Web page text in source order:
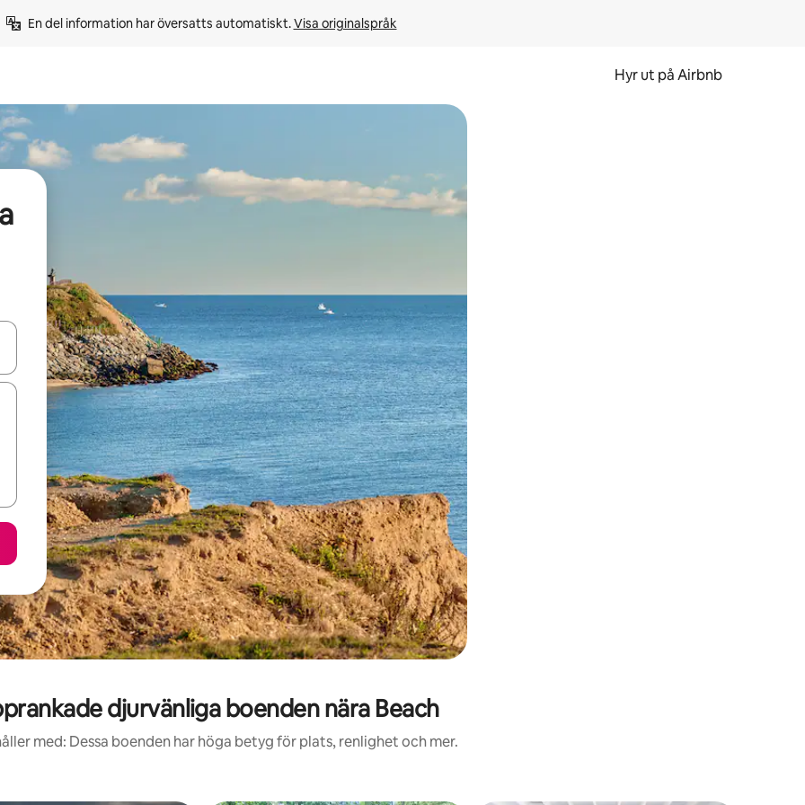
En del information har översatts automatiskt. Visa originalspråk
Hyr ut på Airbnb
och nedåtpilarna eller utforska genom att trycka eller svepa.
djurvänliga boenden nära Beach
med: Dessa boenden har höga betyg för plats, renlighet och mer.